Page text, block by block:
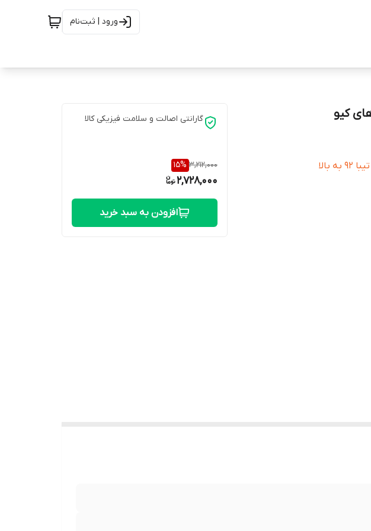
ورود | ثبت‌نام
بالا
گارانتی اصالت و سلامت فیزیکی کالا
3,212,000
15%
2,728,000
افزودن به سبد خرید